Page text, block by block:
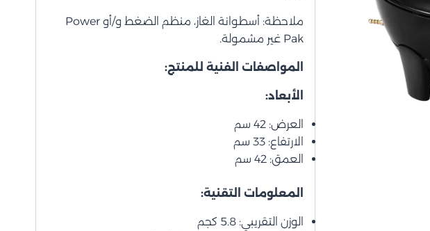
ملاحظة: أسطوانة الغاز، منظم الضغط و/أو Power
Pak غير مشمولة.
المواصفات الفنية للمنتج:
الأبعاد:
العرض: 42 سم
الارتفاع: 33 سم
العمق: 42 سم
المعلومات التقنية:
الوزن التقريبي: 5.8 كجم